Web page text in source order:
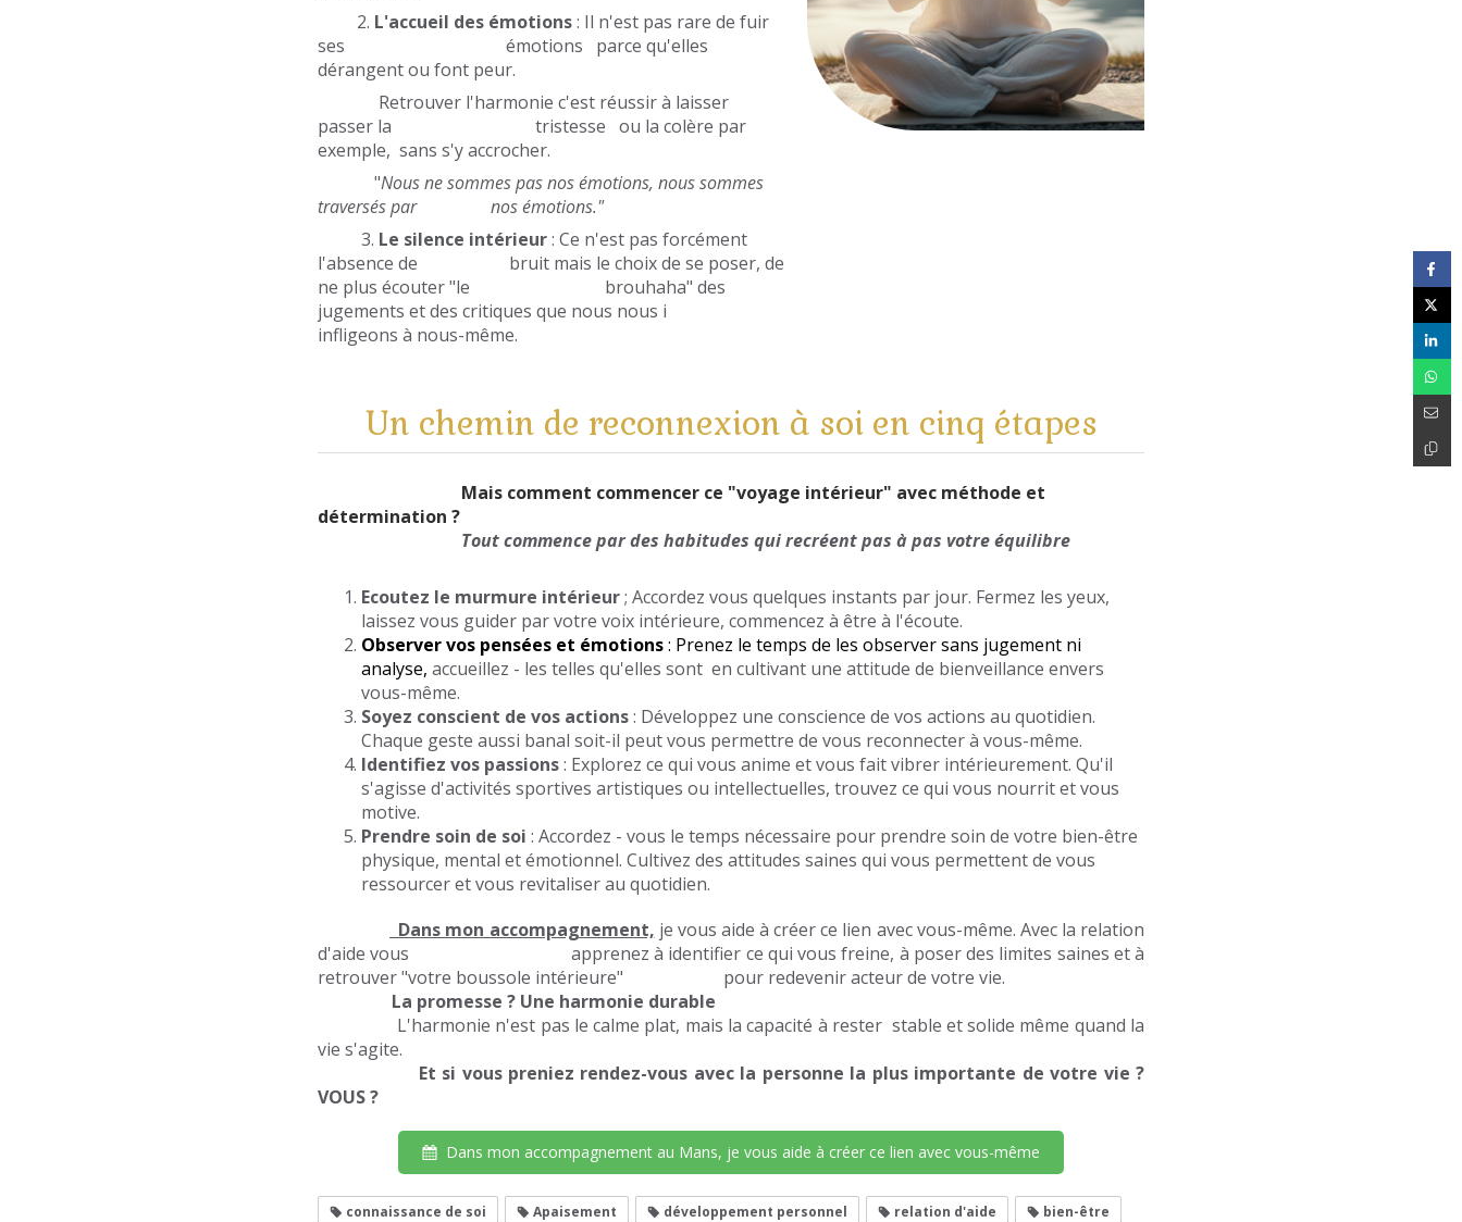
2. L'accueil des émotions: Il n'est pas rare de fuir
ses émotions parce qu'elles
dérangent ou font peur.
Retrouver l'harmonie c'est réussir à laisser
passer la tristesse ou la colère par
exemple, sans s'y accrocher.
"Nous ne sommes pas nos émotions, nous sommes
traversés par nos émotions."
3. Le silence intérieur: Ce n'est pas forcément
l'absence de bruit mais le choix de se poser, de
ne plus écouter "le brouhaha" des
jugements et des critiques que nous nous i
infligeons à nous-même.
Un chemin de reconnexion à soi en cinq étapes
Mais comment commencer ce "voyage intérieur" avec méthode et
détermination ?
Tout commence par des habitudes qui recréent pas à pas votre équilibre
Ecoutez le murmure intérieur; Accordez vous quelques instants par jour. Fermez les yeux,
laissez vous guider par votre voix intérieure, commencez à être à l'écoute.
Observer vos pensées et émotions: Prenez le temps de les observer sans jugement ni
analyse, accueillez - les telles qu'elles sont en cultivant une attitude de bienveillance envers
vous-même.
Soyez conscient de vos actions: Développez une conscience de vos actions au quotidien.
Chaque geste aussi banal soit-il peut vous permettre de vous reconnecter à vous-même.
Identifiez vos passions: Explorez ce qui vous anime et vous fait vibrer intérieurement. Qu'il
s'agisse d'activités sportives artistiques ou intellectuelles, trouvez ce qui vous nourrit et vous
motive.
Prendre soin de soi : Accordez - vous le temps nécessaire pour prendre soin de votre bien-être
physique, mental et émotionnel. Cultivez des attitudes saines qui vous permettent de vous
ressourcer et vous revitaliser au quotidien.
Dans mon accompagnement, je vous aide à créer ce lien avec vous-même. Avec la relation
d'aide vous apprenez à identifier ce qui vous freine, à poser des limites saines et à
retrouver "votre boussole intérieure" pour redevenir acteur de votre vie.
La promesse ? Une harmonie durable
L'harmonie n'est pas le calme plat, mais la capacité à rester stable et solide même quand la
vie s'agite.
Et si vous preniez rendez-vous avec la personne la plus importante de votre vie ?
VOUS ?
Dans mon accompagnement au Mans, je vous aide à créer ce lien avec vous-même
connaissance de soi Apaisement développement personnel relation d'aide bien-être